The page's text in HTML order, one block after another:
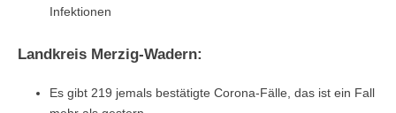
Infektionen
Landkreis Merzig-Wadern:
Es gibt 219 jemals bestätigte Corona-Fälle, das ist ein Fall